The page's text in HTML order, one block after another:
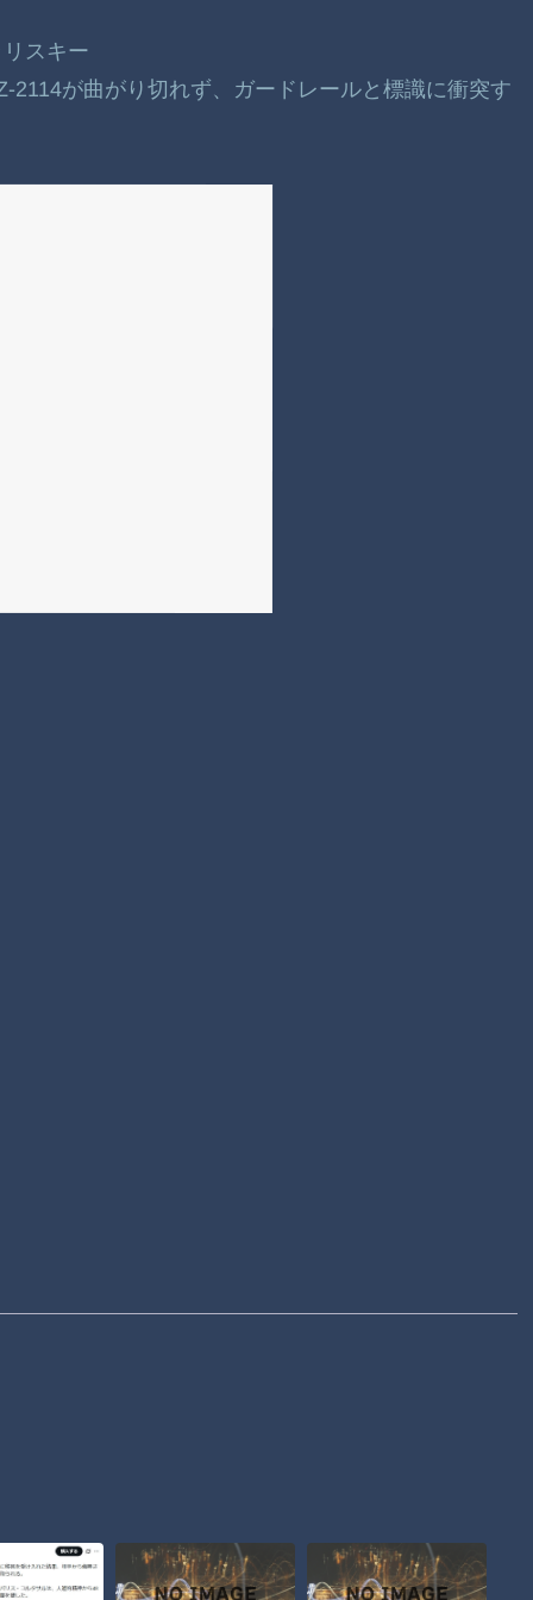
スキー
が曲がり切れず、ガードレールと標識に衝突す